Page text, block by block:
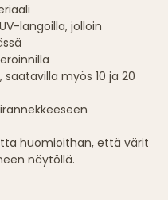
langoilla, jolloin
saatavilla myös 10 ja 20
huomioithan, että värit
näytöllä.